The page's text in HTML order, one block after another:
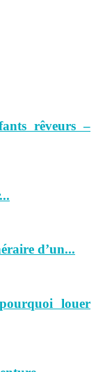
rêveurs –
d’un...
louer